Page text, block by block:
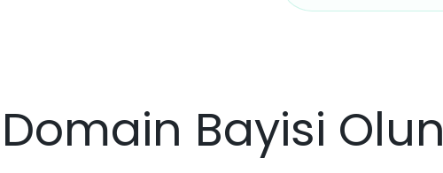
Bayisi Olun